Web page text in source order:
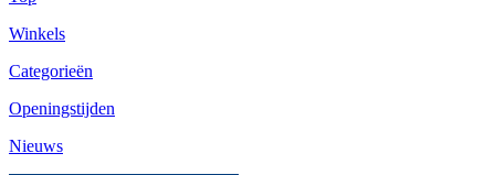
Winkels
Categorieën
Openingstijden
Nieuws